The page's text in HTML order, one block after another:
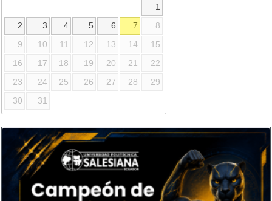
1
2
3 4 5 6 7
8
9
10 11 12 13 14
15
16
17 18 19 20 21
22
23
24 25 26 27 28
29
30
31